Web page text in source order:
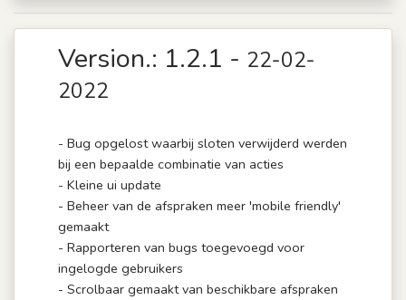
Version.: 1.2.1 - 22-02-
2022
- Bug opgelost waarbij sloten verwijderd werden
bij een bepaalde combinatie van acties
- Kleine ui update
- Beheer van de afspraken meer 'mobile friendly'
gemaakt
- Rapporteren van bugs toegevoegd voor
ingelogde gebruikers
- Scrolbaar gemaakt van beschikbare afspraken